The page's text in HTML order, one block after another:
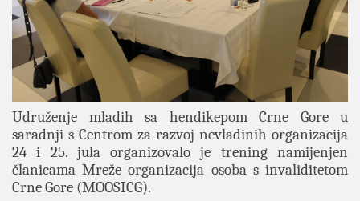
Udruženje mladih sa hendikepom Crne Gore u
saradnji s Centrom za razvoj nevladinih organizacija
24 i 25. jula organizovalo je trening namijenjen
članicama Mreže organizacija osoba s invaliditetom
Crne Gore (MOOSICG).